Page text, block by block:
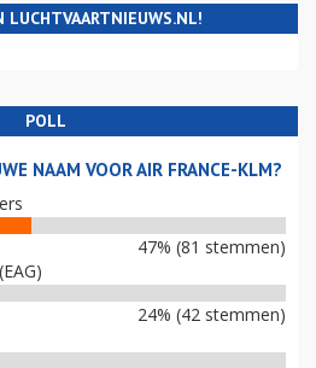
LUCHTVAARTNIEUWS.NL!
POLL
NAAM VOOR AIR FRANCE-KLM?
47% (81 stemmen)
24% (42 stemmen)